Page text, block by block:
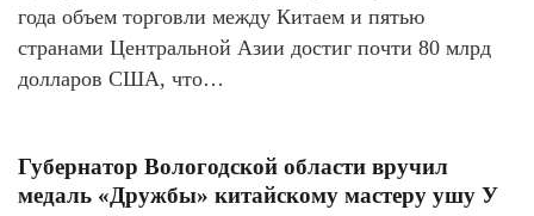
года объем торговли между Китаем и пятью
странами Центральной Азии достиг почти 80 млрд
долларов США, что…
Губернатор Вологодской области вручил
медаль «Дружбы» китайскому мастеру ушу У